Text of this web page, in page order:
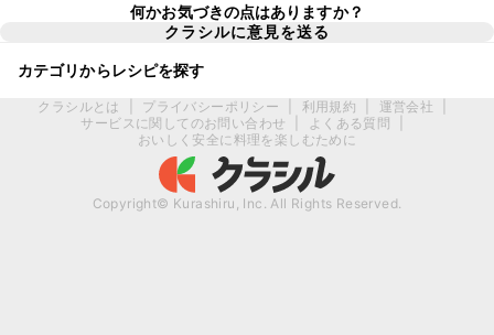
何かお気づきの点はありますか？
クラシルに意見を送る
カテゴリからレシピを探す
クラシルとは プライバシーポリシー 利用規約 運営会社
サービスに関してのお問い合わせ
よくある質問
おいしく安全に料理を楽しむために
Copyright© Kurashiru, Inc. All Rights Reserved.